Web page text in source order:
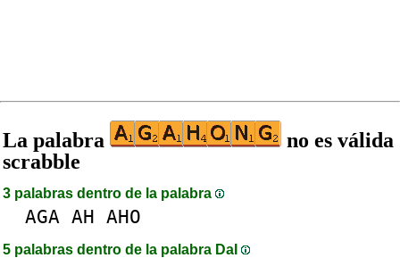
La palabra
no es válida
scrabble
3 palabras dentro de la palabra
AGA AH AHO
5 palabras dentro de la palabra DaI